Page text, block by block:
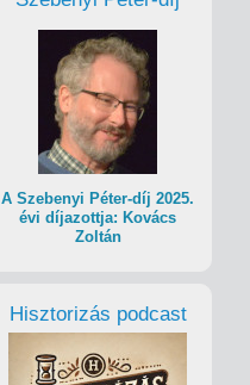
A Szebenyi Péter-díj 2025.
évi díjazottja: Kovács
Zoltán
Hisztorizás podcast